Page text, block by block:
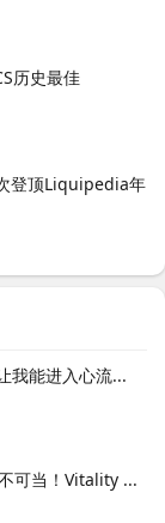
历史最佳
登顶Liquipedia年
我能进入心流...
可当！Vitality ...